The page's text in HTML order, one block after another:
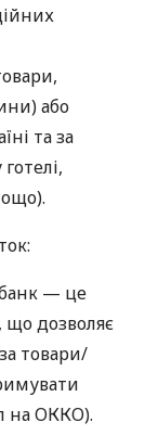
або
та за
— це
що дозволяє
товари/
на ОККО).